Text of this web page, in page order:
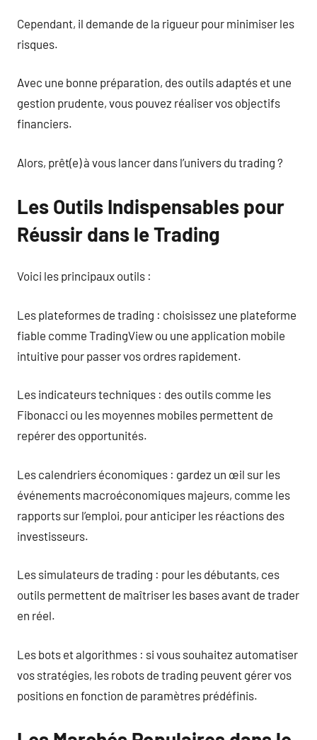
Cependant, il demande de la rigueur pour minimiser les
risques.
Avec une bonne préparation, des outils adaptés et une
gestion prudente, vous pouvez réaliser vos objectifs
financiers.
Alors, prêt(e) à vous lancer dans l’univers du trading ?
Les Outils Indispensables pour
Réussir dans le Trading
Voici les principaux outils :
Les plateformes de trading : choisissez une plateforme
fiable comme TradingView ou une application mobile
intuitive pour passer vos ordres rapidement.
Les indicateurs techniques : des outils comme les
Fibonacci ou les moyennes mobiles permettent de
repérer des opportunités.
Les calendriers économiques : gardez un œil sur les
événements macroéconomiques majeurs, comme les
rapports sur l’emploi, pour anticiper les réactions des
investisseurs.
Les simulateurs de trading : pour les débutants, ces
outils permettent de maîtriser les bases avant de trader
en réel.
Les bots et algorithmes : si vous souhaitez automatiser
vos stratégies, les robots de trading peuvent gérer vos
positions en fonction de paramètres prédéfinis.